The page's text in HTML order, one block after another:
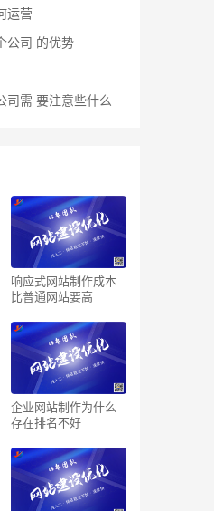
运营
公司 的优势
司需 要注意些什么
响应式网站制作成本
比普通网站要高
企业网站制作为什么
存在排名不好